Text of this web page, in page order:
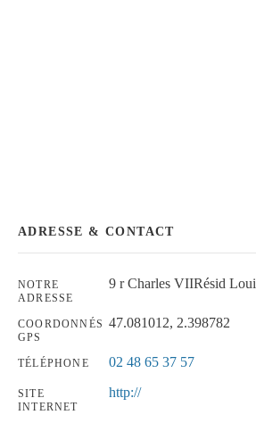
ADRESSE & CONTACT
NOTRE
ADRESSE
9 r Charles VIIRésid
COORDONNÉS
GPS
47.081012, 2.398782
TÉLÉPHONE 02 48 65 37 57
SITE
INTERNET
http://